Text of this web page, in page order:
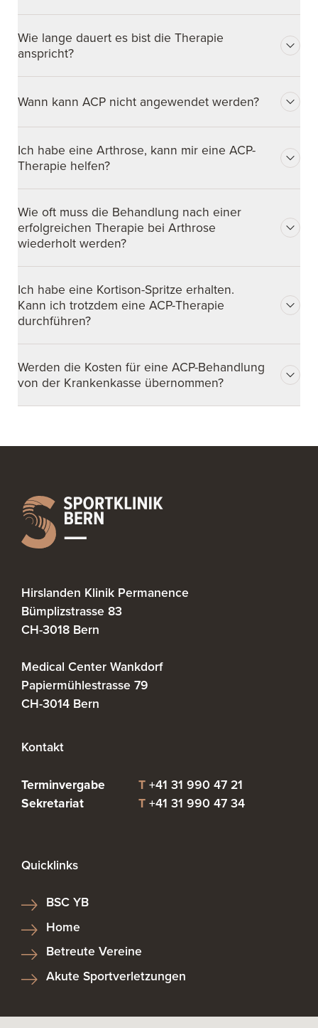
Wie lange dauert es bist die Therapie
anspricht?
Wann kann ACP nicht angewendet werden?
Ich habe eine Arthrose, kann mir eine ACP-
Therapie helfen?
Wie oft muss die Behandlung nach einer
erfolgreichen Therapie bei Arthrose
wiederholt werden?
Ich habe eine Kortison-Spritze erhalten.
Kann ich trotzdem eine ACP-Therapie
durchführen?
Werden die Kosten für eine ACP-Behandlung
von der Krankenkasse übernommen?
Hirslanden Klinik Permanence
Bümplizstrasse 83
CH-3018 Bern
Medical Center Wankdorf
Papiermühlestrasse 79
Kontakt
Terminvergabe T +41 31 990 47 21
Sekretariat
T +41 31 990 47 34
Quicklinks
BSC YB
Home
Betreute Vereine
Akute Sportverletzungen